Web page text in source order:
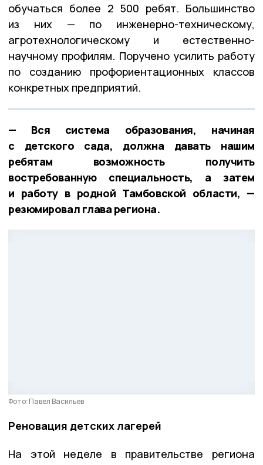
обучаться более 2 500 ребят. Большинство
из них — по инженерно-техническому,
агротехнологическому и естественно-
научному профилям. Поручено усилить работу
по созданию профориентационных классов
конкретных предприятий.
— Вся система образования, начиная
с детского сада, должна давать нашим
ребятам возможность получить
востребованную специальность, а затем
и работу в родной Тамбовской области, —
резюмировал глава региона.
Фото: Павел Васильев
Реновация детских лагерей
На этой неделе в правительстве региона